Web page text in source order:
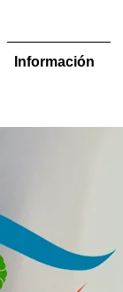
Información